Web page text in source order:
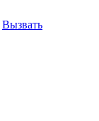
Вызвать